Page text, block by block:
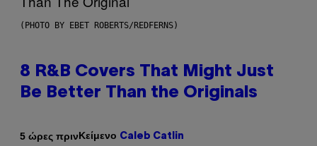
(PHOTO BY EBET ROBERTS/REDFERNS)
8 R&B Covers That Might Just
Be Better Than the Originals
5 ώρες πρινΚείμενο Caleb Catlin